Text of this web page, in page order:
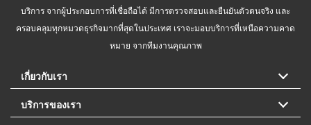
บริการ จากผู้ประกอบการที่เชื่อถือได้ มีการตรวจสอบและยืนยันตัวตนจริง และ
ครอบคลุมทุกหมวดธุรกิจมากที่สุดในประเทศ เราจะมอบบริการที่เหนือความคาด
หมาย จากทีมงานคุณภาพ
เกี่ยวกับเรา
บริการของเรา